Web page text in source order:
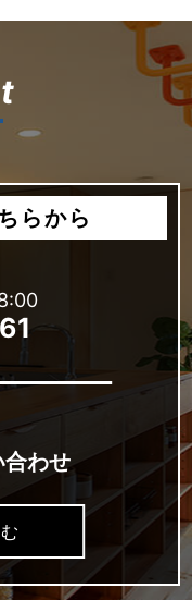
らから
合わせ